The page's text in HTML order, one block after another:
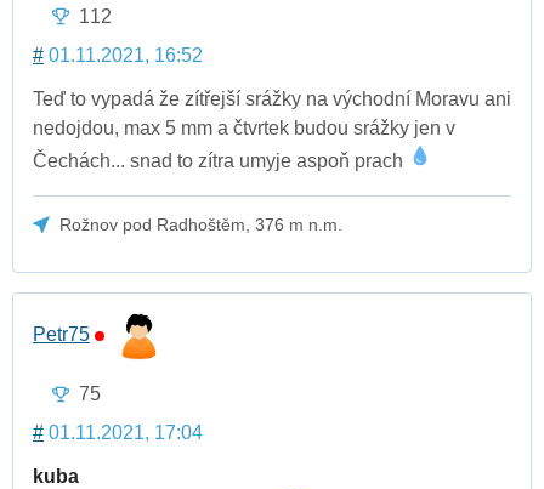
112
# 01.11.2021, 16:52
Teď to vypadá že zítřejší srážky na východní Moravu ani
nedojdou, max 5 mm a čtvrtek budou srážky jen v
Čechách... snad to zítra umyje aspoň prach
Rožnov pod Radhoštěm, 376 m n.m.
Petr75
75
# 01.11.2021, 17:04
kuba